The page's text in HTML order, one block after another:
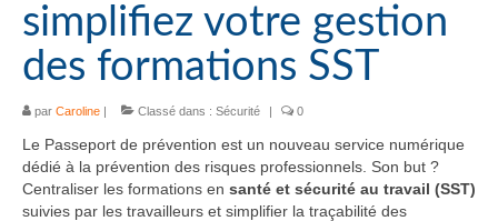
simplifiez votre gestion
des formations SST
par Caroline | Classé dans : Sécurité | 0
Le Passeport de prévention est un nouveau service numérique
dédié à la prévention des risques professionnels. Son but ?
Centraliser les formations en santé et sécurité au travail (SST)
suivies par les travailleurs et simplifier la traçabilité des